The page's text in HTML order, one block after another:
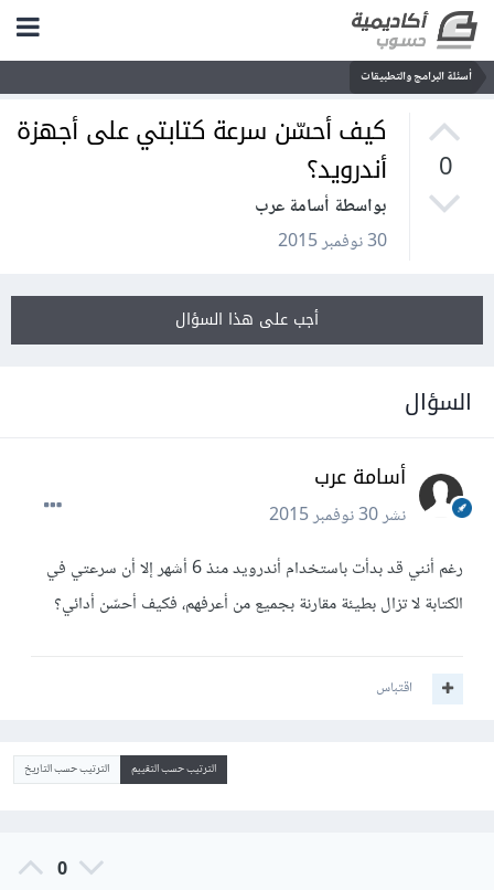
أسئلة البرامج والتطبيقات
0
كيف أحسّن سرعة كتابتي على أجهزة
أندرويد؟
بواسطة أسامة عرب
30 نوفمبر 2015
أجب على هذا السؤال
السؤال
أسامة عرب
نشر30 نوفمبر 2015
رغم أنني قد بدأت باستخدام أندرويد منذ 6 أشهر إلا أن سرعتي في
الكتابة لا تزال بطيئة مقارنة بجميع من أعرفهم، فكيف أحسّن أدائي؟
اقتباس
الترتيب حسب التقييم الترتيب حسب التاريخ
0